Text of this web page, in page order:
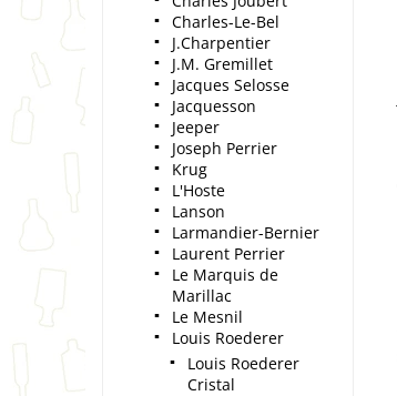
Charles-Le-Bel
J.Charpentier
J.M. Gremillet
Jacques Selosse
Jacquesson
Jeeper
Joseph Perrier
Krug
L'Hoste
Lanson
Larmandier-Bernier
Laurent Perrier
Le Marquis de
Marillac
Le Mesnil
Louis Roederer
Louis Roederer
Cristal